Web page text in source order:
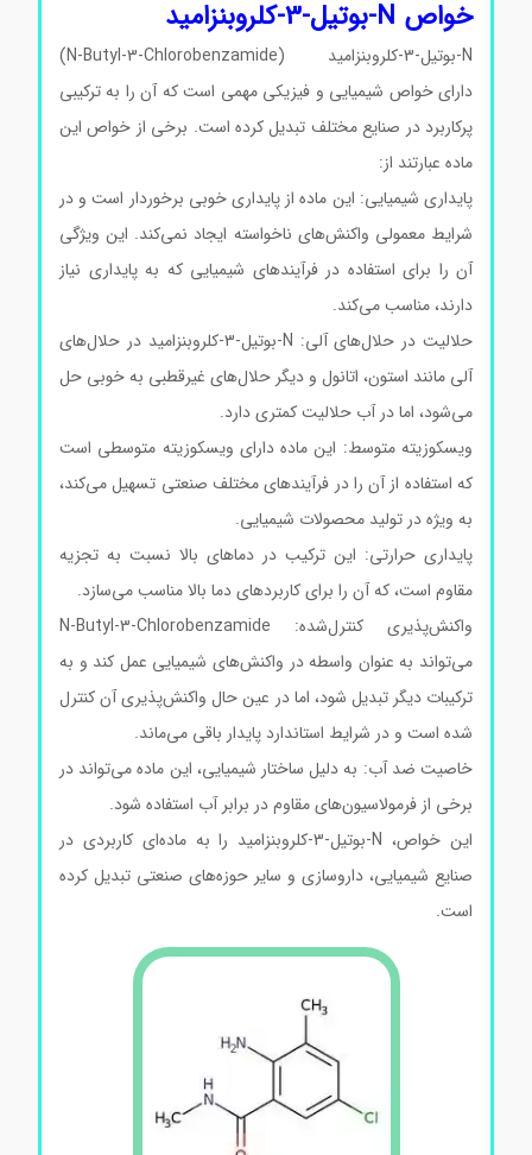
خواص N-بوتیل-3-کلروبنزامید
N-بوتیل-3-کلروبنزامید (N-Butyl-3-Chlorobenzamide)
دارای خواص شیمیایی و فیزیکی مهمی است که آن را به ترکیبی
پرکاربرد در صنایع مختلف تبدیل کرده است. برخی از خواص این
ماده عبارتند از:
پایداری شیمیایی: این ماده از پایداری خوبی برخوردار است و در
شرایط معمولی واکنش‌های ناخواسته ایجاد نمی‌کند. این ویژگی
آن را برای استفاده در فرآیندهای شیمیایی که به پایداری نیاز
دارند، مناسب می‌کند.
حلالیت در حلال‌های آلی: N-بوتیل-3-کلروبنزامید در حلال‌های
آلی مانند استون، اتانول و دیگر حلال‌های غیرقطبی به خوبی حل
می‌شود، اما در آب حلالیت کمتری دارد.
ویسکوزیته متوسط: این ماده دارای ویسکوزیته متوسطی است
که استفاده از آن را در فرآیندهای مختلف صنعتی تسهیل می‌کند،
به ویژه در تولید محصولات شیمیایی.
پایداری حرارتی: این ترکیب در دماهای بالا نسبت به تجزیه
مقاوم است، که آن را برای کاربردهای دما بالا مناسب می‌سازد.
واکنش‌پذیری کنترل‌شده: N-Butyl-3-Chlorobenzamide
می‌تواند به عنوان واسطه در واکنش‌های شیمیایی عمل کند و به
ترکیبات دیگر تبدیل شود، اما در عین حال واکنش‌پذیری آن کنترل
شده است و در شرایط استاندارد پایدار باقی می‌ماند.
خاصیت ضد آب: به دلیل ساختار شیمیایی، این ماده می‌تواند در
برخی از فرمولاسیون‌های مقاوم در برابر آب استفاده شود.
این خواص، N-بوتیل-3-کلروبنزامید را به ماده‌ای کاربردی در
صنایع شیمیایی، داروسازی و سایر حوزه‌های صنعتی تبدیل کرده
است.